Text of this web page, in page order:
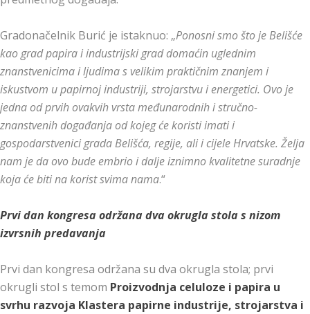
Gradonačelnik Burić je istaknuo: „Ponosni smo što je Belišće
kao grad papira i industrijski grad domaćin uglednim
znanstvenicima i ljudima s velikim praktičnim znanjem i
iskustvom u papirnoj industriji, strojarstvu i energetici. Ovo je
jedna od prvih ovakvih vrsta međunarodnih i stručno-
znanstvenih događanja od kojeg će koristi imati i
gospodarstvenici grada Belišća, regije, ali i cijele Hrvatske. Želja
nam je da ovo bude embrio i dalje iznimno kvalitetne suradnje
koja će biti na korist svima nama.“
Prvi dan kongresa održana dva okrugla stola s nizom
izvrsnih predavanja
Prvi dan kongresa održana su dva okrugla stola; prvi
okrugli stol s temom Proizvodnja celuloze i papira u
svrhu razvoja Klastera papirne industrije, strojarstva i